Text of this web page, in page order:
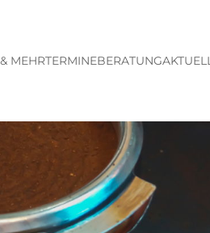
MEHRTERMINEBERATUNGAKTUELL